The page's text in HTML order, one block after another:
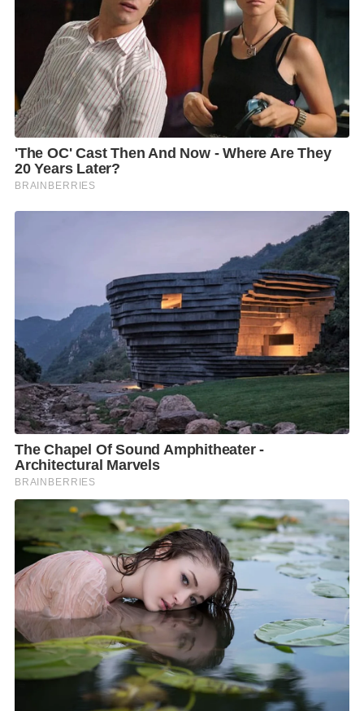
ล่าสุดทาง รัฐบาลได้อนุมัติงบประมาณจำนวน 9.8 ล้าน
บาท เพื่อสนับสนุนการดำเนินภารกิจของศูนย์ฯ ทั้งการนำ
สื่อมวลชนต่างประเทศลงพื้นที่รับทราบข้อเท็จจริง การ
เผยแพร่ข้อมูลข่าวสารเชิงรุก ตลอดจนการบริหารจัดการ
ข้อมูลในทุกมิติ แม้งบประมาณดังกล่าวจะไม่ใช่วงเงิน
จำนวนมาก แต่ถือเป็นการเสริมศักยภาพการทำงานของ
ศูนย์ฯ ให้สามารถขับเคลื่อนภารกิจได้อย่างมีประสิทธิผล
มากยิ่งขึ้น
ที่ผ่านมา แม้จะไม่มีงบประมาณรองรับโดยตรง แต่ศูนย์
ข้อมูลข่าวสารฯ ภายใต้การนำของ พลอากาศเอกประภาส
สอนใจดี ยังคงปฏิบัติหน้าที่ติดตามสถานการณ์ รวบรวม
ข้อมูล และชี้แจงข้อเท็จจริงต่อสาธารณชนอย่างต่อเนื่อง
ขณะเดียวกัน ศูนย์ข้อมูลข่าวสารสถานการณ์ไทย-กัมพูชา
ได้ยืนยันว่าจะยังคงปฏิบัติตามที่ด้วยความมุ่งมั่น รอบคอบ
และยึดมั่นในข้อเท็จจริง เพื่อสนับสนุนการรักษาความ
มั่นคงของประเทศ คุ้มครองผลประโยชน์แห่งชาติ และ
สร้างความปลอดภัยให้แก่ประชาชนเป็นสำคัญ
นอกจากนี้ ศูนย์ฯ จะติดตาม ประเมิน และสื่อสารข้อมูล
เนื่อง เพื่อสร้างความเข้าใจที่ถูกต้องทั้งภายในประเทศ
และในระดับนานาชาติ ท่ามกลางสถานการณ์ชายแดนที่
ยังคงได้รับความสนใจจากประชาคมโลกอย่างใกล้ชิด.